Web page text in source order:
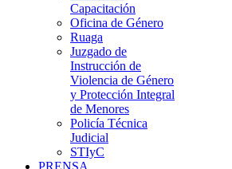
Capacitación
Oficina de Género
Ruaga
Juzgado de
Instrucción de
Violencia de Género
y Protección Integral
de Menores
Policía Técnica
Judicial
STIyC
PRENSA